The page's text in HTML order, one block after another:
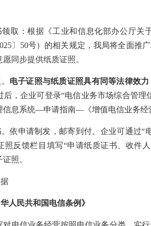
领取：根据《工业和信息化部办公厅关
〕 50号）的相关规定，我局将全面推
同步提供纸质证照。
电子证照与纸质证照具有同等法律效力
后，企业可登录“电信业务市场综合管理
信息系统—申请指南—《增值电信业务
依申请制发，邮寄到付。 企业可通过“
照反馈栏目填写“申请纸质证书、收件
证照 。
华人民共和国电信条例》